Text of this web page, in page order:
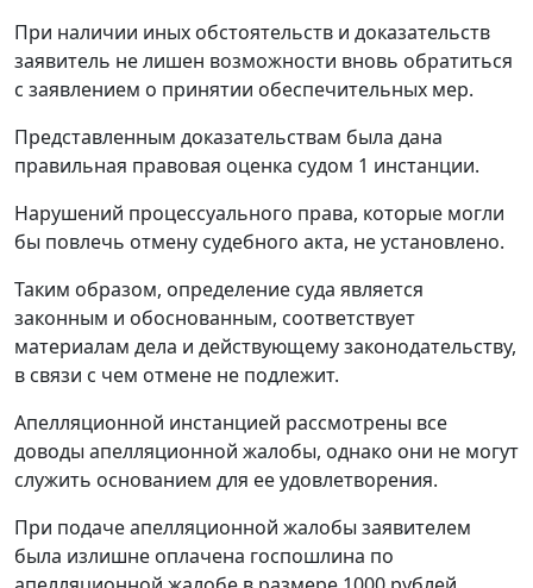
При наличии иных обстоятельств и доказательств
заявитель не лишен возможности вновь обратиться
с заявлением о принятии обеспечительных мер.
Представленным доказательствам была дана
правильная правовая оценка судом 1 инстанции.
Нарушений процессуального права, которые могли
бы повлечь отмену судебного акта, не установлено.
Таким образом, определение суда является
законным и обоснованным, соответствует
материалам дела и действующему законодательству,
в связи с чем отмене не подлежит.
Апелляционной инстанцией рассмотрены все
доводы апелляционной жалобы, однако они не могут
служить основанием для ее удовлетворения.
При подаче апелляционной жалобы заявителем
была излишне оплачена госпошлина по